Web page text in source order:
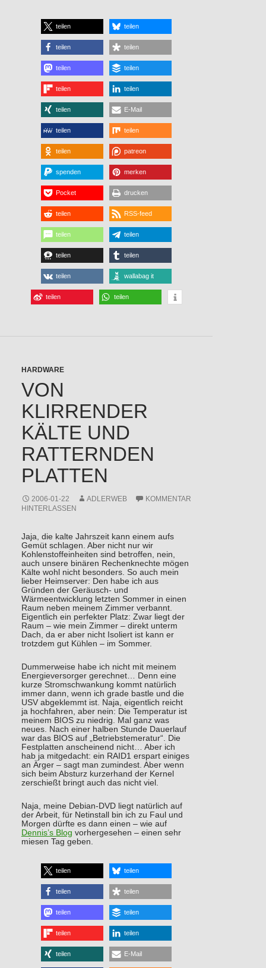
teilen teilen
teilen teilen
teilen teilen
teilen teilen
teilen E-Mail
teilen teilen
teilen patreon
spenden merken
Pocket drucken
teilen RSS-feed
teilen teilen
teilen teilen
teilen wallabag it
teilen teilen
HARDWARE
VON
KLIRRENDER
KÄLTE UND
RATTERNDEN
PLATTEN
2006-01-22 ADLERWEB
KOMMENTAR
HINTERLASSEN
Jaja, die kalte Jahrszeit kann einem aufs
Gemüt schlagen. Aber nicht nur wir
Kohlenstoffeinheiten sind betroffen, nein,
auch unsere binären Rechenknechte mögen
Kälte wohl nicht besonders. So auch mein
lieber Heimserver: Den habe ich aus
Gründen der Geräusch- und
Wärmeentwicklung letzten Sommer in einen
Raum neben meinem Zimmer verbannt.
Eigentlich ein perfekter Platz: Zwar liegt der
Raum – wie mein Zimmer – direkt unterm
Dach, da er aber nicht Isoliert ist kann er
trotzdem gut Kühlen – im Sommer.
Dummerweise habe ich nicht mit meinem
Energieversorger gerechnet… Denn eine
kurze Stromschwankung kommt natürlich
immer dann, wenn ich grade bastle und die
USV abgeklemmt ist. Naja, eigentlich reicht
ja hochfahren, aber nein: Die Temperatur ist
meinem BIOS zu niedrig. Mal ganz was
neues. Nach einer halben Stunde Dauerlauf
war das BIOS auf „Betriebstemeratur“. Die
Festplatten anscheinend nicht… Aber ich
hab ja mitgedacht: ein RAID1 erspart einiges
an Ärger – sagt man zumindest. Aber wenn
sich beim Absturz kurzerhand der Kernel
zerschießt bringt auch das nicht viel.
Naja, meine Debian-DVD liegt natürlich auf
der Arbeit, für Netinstall bin ich zu Faul und
Morgen dürfte es dann einen – wie auf
Dennis’s Blog vorhergesehen – einen sehr
miesen Tag geben.
teilen teilen
teilen teilen
teilen teilen
teilen teilen
teilen E-Mail